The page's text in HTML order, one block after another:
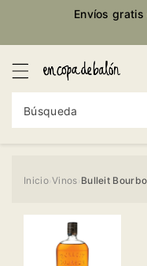
Envíos
Búsqueda
Inicio›Vinos Bulleit
producto